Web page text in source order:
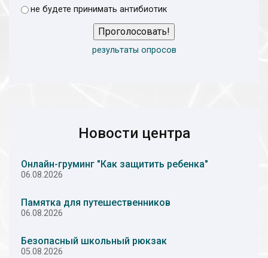
не будете принимать антибиотик
Проголосовать!
результаты опросов
Новости центра
Онлайн-груминг "Как защитить ребенка"
06.08.2026
Памятка для путешественников
06.08.2026
Безопасный школьный рюкзак
05.08.2026